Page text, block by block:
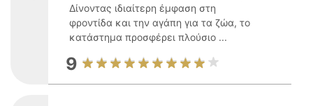
Δίνοντας ιδιαίτερη έμφαση στη
φροντίδα και την αγάπη για τα ζώα, το
κατάστημα προσφέρει πλούσιο ...
9